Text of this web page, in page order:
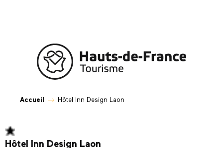
Accueil Hôtel Inn Design Laon
Hôtel Inn Design Laon